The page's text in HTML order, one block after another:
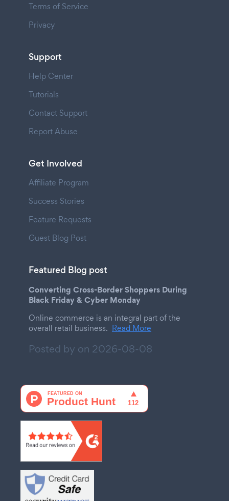
Terms of Service
Privacy
Support
Help Center
Tutorials
Contact Support
Report Abuse
Get Involved
Affiliate Program
Success Stories
Feature Requests
Guest Blog Post
Featured Blog post
Converting Cross-Border Shoppers During
Black Friday & Cyber Monday
Online commerce is an integral part of the
overall retail business. Read More
Posted by on 2026-08-08